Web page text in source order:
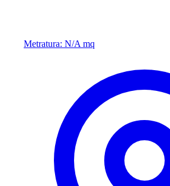
Metratura: N/A mq